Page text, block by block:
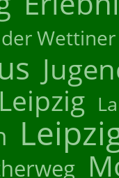
Wettiner